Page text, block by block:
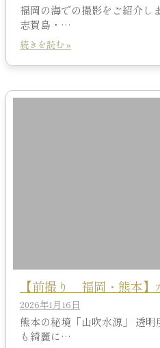
福岡の海での撮影をご紹介し
志賀島・…
続きを読む »
【前撮り 福岡・熊本】
2026年1月16日
熊本の秘境「山吹水源」 透
も綺麗に…